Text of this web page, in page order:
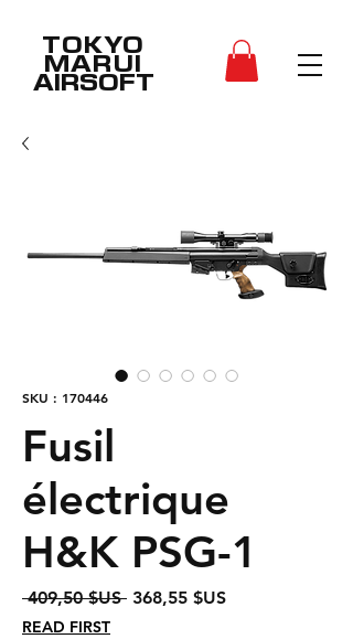
TOKYO
MARUI
AIRSOFT
SKU : 170446
Fusil
électrique
H&K PSG-1
409,50 $US Prix
368,55 $USPrix
READ FIRST